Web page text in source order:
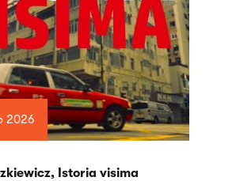
2026
Istoria visima